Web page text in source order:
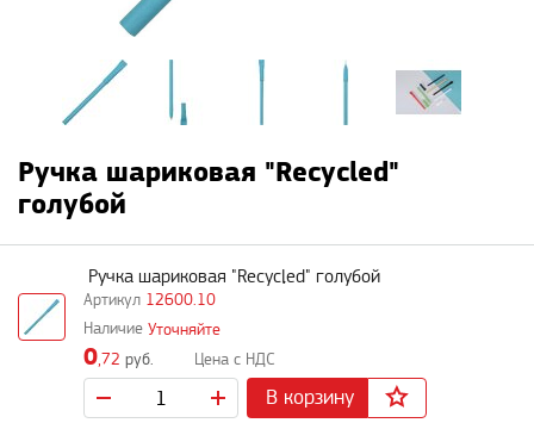
Ручка шариковая "Recycled"
голубой
12600.10
Ручка шариковая "Recycled" голубой
Уточняйте
0,72 руб.
В корзину